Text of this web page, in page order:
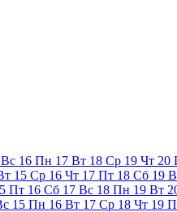
Вс 16 Пн 17 Вт 18 Ср 19 Чт 20
15 Ср 16 Чт 17 Пт 18 Сб 19
Пт 16 Сб 17 Вс 18 Пн 19 Вт
15 Пн 16 Вт 17 Ср 18 Чт 19